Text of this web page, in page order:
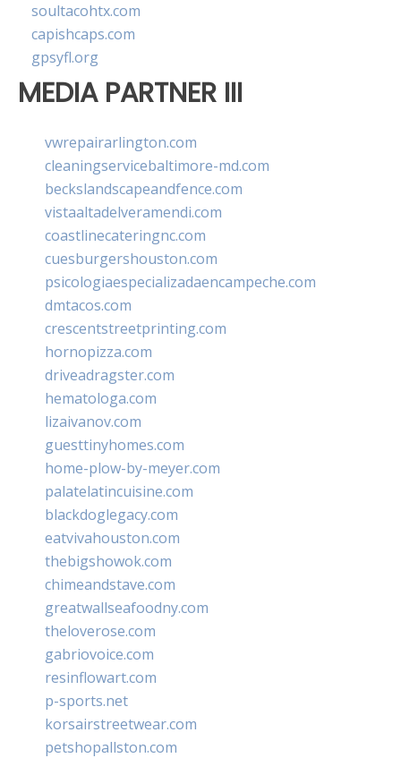
soultacohtx.com
capishcaps.com
gpsyfl.org
MEDIA PARTNER III
vwrepairarlington.com
cleaningservicebaltimore-md.com
beckslandscapeandfence.com
vistaaltadelveramendi.com
coastlinecateringnc.com
cuesburgershouston.com
psicologiaespecializadaencampeche.com
dmtacos.com
crescentstreetprinting.com
hornopizza.com
driveadragster.com
hematologa.com
lizaivanov.com
guesttinyhomes.com
home-plow-by-meyer.com
palatelatincuisine.com
blackdoglegacy.com
eatvivahouston.com
thebigshowok.com
chimeandstave.com
greatwallseafoodny.com
theloverose.com
gabriovoice.com
resinflowart.com
p-sports.net
korsairstreetwear.com
petshopallston.com